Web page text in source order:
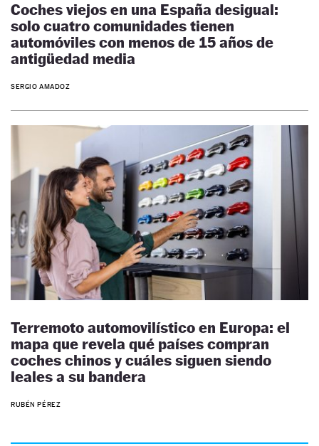
Coches viejos en una España desigual:
solo cuatro comunidades tienen
automóviles con menos de 15 años de
antigüedad media
SERGIO AMADOZ
Terremoto automovilístico en Europa: el
mapa que revela qué países compran
coches chinos y cuáles siguen siendo
leales a su bandera
RUBÉN PÉREZ